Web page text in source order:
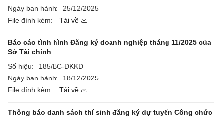
Ngày ban hành:
25/12/2025
File đính kèm:
Tải về
Báo cáo tình hình Đăng ký doanh nghiệp tháng 11/2025 của
Sở Tài chính
Số hiệu:
185/BC-ĐKKD
Ngày ban hành:
18/12/2025
File đính kèm:
Tải về
Thông báo danh sách thí sinh đăng ký dự tuyển Công chức